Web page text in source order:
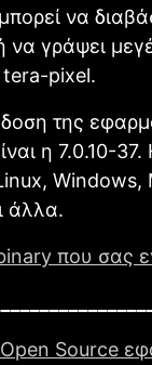
να
να γράψει
pixel.
της
η 7.0.10-
Windows,
άλλα.
που σας
Source